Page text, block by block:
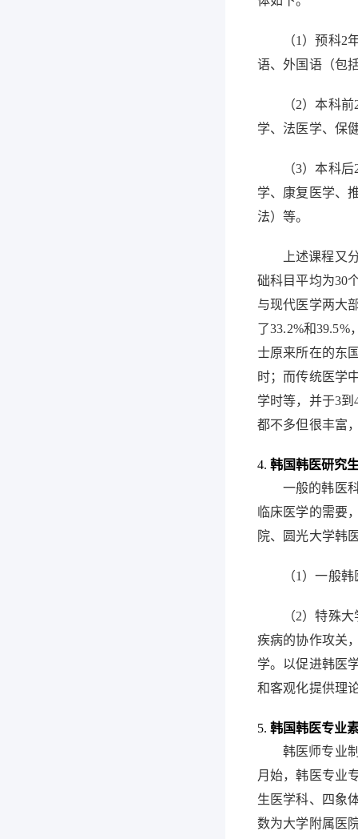
（1 ）预科2
语、外国语（包
（2）本科前
学、法医学、保
（3）本科后
学、康复医学、
法）等。
上述课程又
础科目平均为30
与现代医学两大
了33.2%和39.5%
士原来所在的东
时；而传统医学
学时等，并于3到
都不多但很丰富
4. 韩国韩医研究
一般的韩医
临床医学的需要
院、圆光大学韩
（1 ）一般韩
（2）特殊大
疾病的协作攻关
学。以促进韩医
和客观化提供理
5. 韩国韩医专业
韩医师专业
月始，韩医专业
生医学科、四象
数为大学附属医